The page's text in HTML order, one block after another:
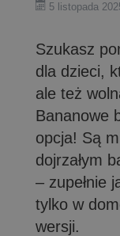
5 listopada
Szukasz
dla dzieci,
ale też
Bananowe
opcja! Są
dojrzałym
– zupełnie
tylko w
wersji.